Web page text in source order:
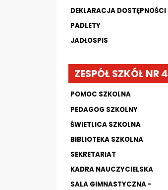
DEKLARACJA DOSTĘPNOŚCI
PADLETY
JADŁOSPIS
ZESPÓŁ SZKÓŁ NR 4
POMOC SZKOLNA
PEDAGOG SZKOLNY
ŚWIETLICA SZKOLNA
BIBLIOTEKA SZKOLNA
SEKRETARIAT
KADRA NAUCZYCIELSKA
SALA GIMNASTYCZNA -